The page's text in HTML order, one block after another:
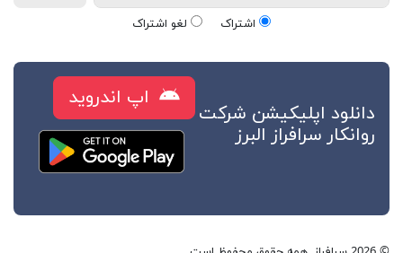
اشتراک لغو اشتراک
دانلود اپلیکیشن شرکت
روانکار سرافراز البرز
اپ اندروید